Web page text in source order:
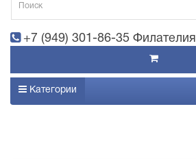
+7 (949) 301-86-35 Филателия
Категории